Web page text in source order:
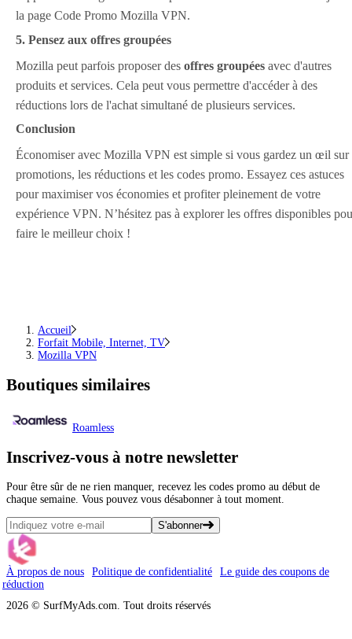
la page Code Promo Mozilla VPN.
5. Pensez aux offres groupées
Mozilla peut parfois proposer des offres groupées avec d'autres
produits et services. Cela peut vous permettre d'accéder à des
réductions lors de l'achat simultané de plusieurs services.
Conclusion
Économiser avec Mozilla VPN est simple si vous gardez un œil sur
promotions, les réductions et les codes promo. Essayez ces astuces
pour maximiser vos économies et profiter pleinement de votre
expérience VPN. N’hésitez pas à explorer les offres disponibles
faire le meilleur choix !
Accueil
Forfait Mobile, Internet, TV
Mozilla VPN
Boutiques similaires
Roamless
Inscrivez-vous à notre newsletter
Pour être sûr de ne rien manquer, recevez les codes promo au début de
chaque semaine. Vous pouvez vous désabonner à tout moment.
S'abonner
À propos de nous Politique de confidentialité
Le guide des coupons de
réduction
2026 © SurfMyAds.com. Tout droits réservés